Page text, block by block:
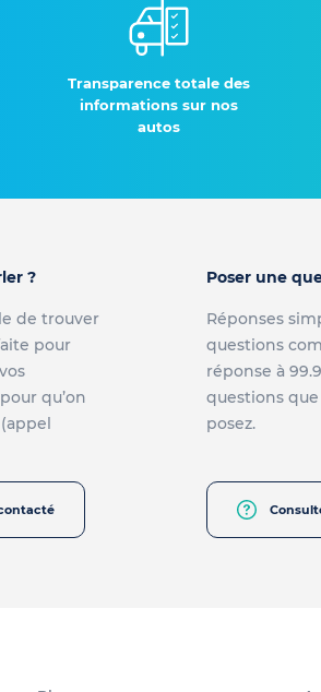
Transparence totale des
informations sur nos
autos
?
de trouver
pour
qu’on
Poser une
Réponses
questions
réponse à
questions que
posez.